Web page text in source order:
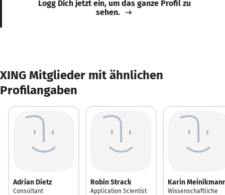
Logg Dich jetzt ein, um das ganze Profil zu
sehen.
XING Mitglieder mit ähnlichen
Profilangaben
Adrian Dietz
Consultant
Robin Strack
Application Scientist
Karin
Wissenschaftliche